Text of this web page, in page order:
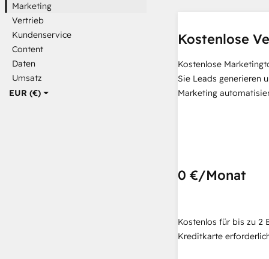
EUR (€)
Marketing
Vertrieb
Kundenservice
Content
Daten
Umsatz
Kostenlose
Kostenlose
Sie Leads generieren
Marketing
0 €/Monat
Kostenlos für bis zu 2
Kreditkarte